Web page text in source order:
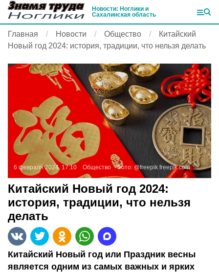
Новости: Ноглики и
Сахалинская область
Главная Новости Общество
Китайский
Новый год 2024: история, традиции, что нельзя делать
6 февраля 2024, 17:10 Общество Фото: @freepik freepik.com
Китайский Новый год 2024:
история, традиции, что нельзя
делать
Китайский Новый год или Праздник весны
является одним из самых важных и ярких